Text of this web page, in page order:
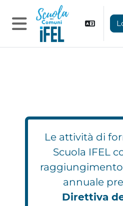
Vai al contenuto principale
Pannello laterale
Le attività di
Scuola IFEL
annuale
Direttiva